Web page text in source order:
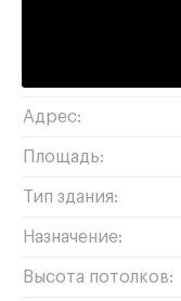
Адрес:
Площадь:
Тип здания:
Назначение:
Высота потолков: